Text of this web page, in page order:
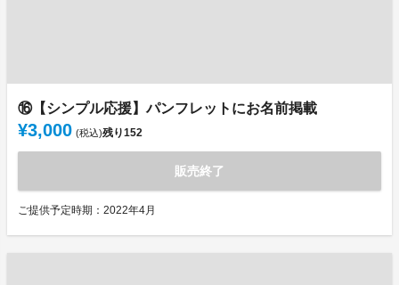
⑯【シンプル応援】パンフレットにお名前掲載
¥3,000 (税込)残り152
販売終了
ご提供予定時期：2022年4月